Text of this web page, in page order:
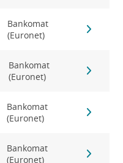
Bankomat
(Euronet)
Bankomat
(Euronet)
Bankomat
(Euronet)
Bankomat
(Euronet)